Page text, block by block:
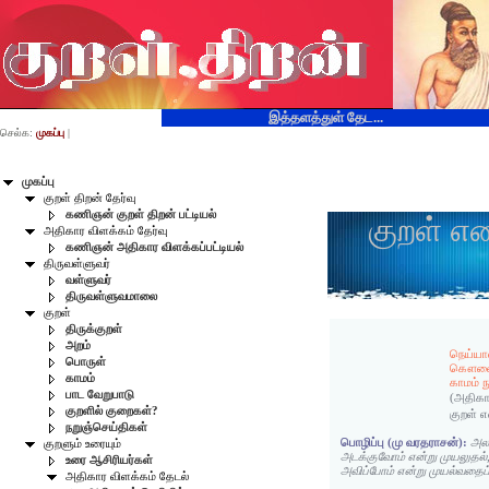
இத்தளத்துள் தேட...
முகப்பு
குறள் திறன் தேர்வு
கணிஞன் குறள் திறன் பட்டியல்
அதிகார விளக்கம் தேர்வு
கணிஞன் அதிகார விளக்கப்பட்டியல்
திருவள்ளுவர்
வள்ளுவர்
திருவள்ளுவமாலை
குறள்
திருக்குறள்
அறம்
பொருள்
காமம்
பாட வேறுபாடு
குறளில் குறைகள்?
நறுஞ்செய்திகள்
குறளும் உரையும்
உரை ஆசிரியர்கள்
அதிகார விளக்கம் தேடல்
செல்க: முகப்பு |
குறள்
காமம்
குறள்
பொழிப்பு (மு வரதராசன்):
அடக்குவோம் என்று
அவிப்போம் என்று